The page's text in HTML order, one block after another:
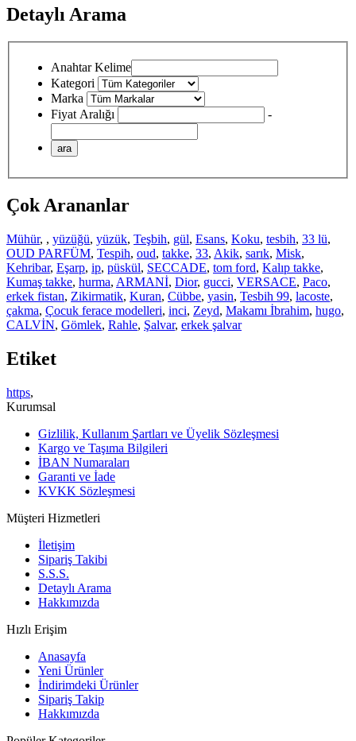
Detaylı Arama
Anahtar Kelime
Kategori
Marka
Fiyat Aralığı
-
Çok Arananlar
Mühür, , yüzüğü, yüzük, Teşbih, gül, Esans, Koku, tesbih, 33 lü,
OUD PARFÜM, Tespih, oud, takke, 33, Akik, sarık, Misk,
Kehribar, Eşarp, ip, püskül, SECCADE, tom ford, Kalıp takke,
Kumaş takke, hurma, ARMANİ, Dior, gucci, VERSACE, Paco,
erkek fistan, Zikirmatik, Kuran, Cübbe, yasin, Tesbih 99, lacoste,
çakma, Çocuk ferace modelleri, inci, Zeyd, Makamı İbrahim, hugo,
CALVİN, Gömlek, Rahle, Şalvar, erkek şalvar
Etiket
https,
Kurumsal
Gizlilik, Kullanım Şartları ve Üyelik Sözleşmesi
Kargo ve Taşıma Bilgileri
İBAN Numaraları
Garanti ve İade
KVKK Sözleşmesi
Müşteri Hizmetleri
İletişim
Sipariş Takibi
S.S.S.
Detaylı Arama
Hakkımızda
Hızlı Erişim
Anasayfa
Yeni Ürünler
İndirimdeki Ürünler
Sipariş Takip
Hakkımızda